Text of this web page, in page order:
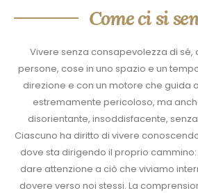
Come ci si
Vivere senza consapevolezza di sé,
persone, cose in uno spazio e un
direzione e con un motore che guida
estremamente pericoloso, ma
disorientante, insoddisfacente,
Ciascuno ha diritto di vivere
dove sta dirigendo il proprio
dare attenzione a ciò che viviamo
dovere verso noi stessi. La